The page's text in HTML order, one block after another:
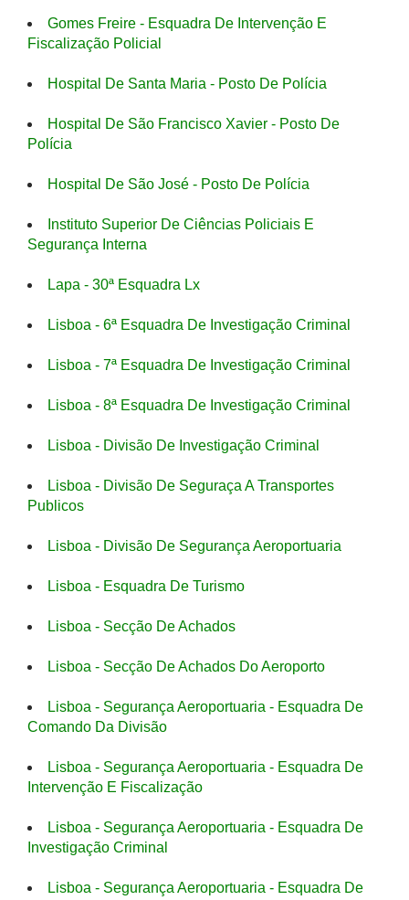
Gomes Freire - Esquadra De Intervenção E
Fiscalização Policial
Hospital De Santa Maria - Posto De Polícia
Hospital De São Francisco Xavier - Posto De
Polícia
Hospital De São José - Posto De Polícia
Instituto Superior De Ciências Policiais E
Segurança Interna
Lapa - 30ª Esquadra Lx
Lisboa - 6ª Esquadra De Investigação Criminal
Lisboa - 7ª Esquadra De Investigação Criminal
Lisboa - 8ª Esquadra De Investigação Criminal
Lisboa - Divisão De Investigação Criminal
Lisboa - Divisão De Seguraça A Transportes
Publicos
Lisboa - Divisão De Segurança Aeroportuaria
Lisboa - Esquadra De Turismo
Lisboa - Secção De Achados
Lisboa - Secção De Achados Do Aeroporto
Lisboa - Segurança Aeroportuaria - Esquadra De
Comando Da Divisão
Lisboa - Segurança Aeroportuaria - Esquadra De
Intervenção E Fiscalização
Lisboa - Segurança Aeroportuaria - Esquadra De
Investigação Criminal
Lisboa - Segurança Aeroportuaria - Esquadra De